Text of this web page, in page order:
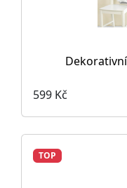
599 Kč
TOP